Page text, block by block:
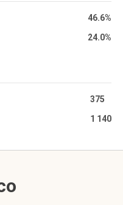
46.6%
24.0%
375
1 140